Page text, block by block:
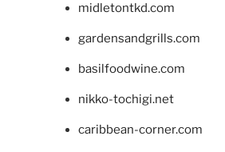
midletontkd.com
gardensandgrills.com
basilfoodwine.com
nikko-tochigi.net
caribbean-corner.com